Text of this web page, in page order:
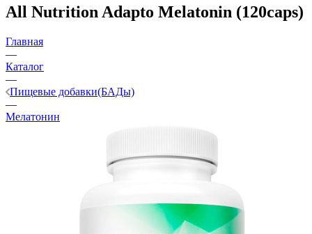
All Nutrition Adapto Melatonin (120caps)
Главная
—
Каталог
—
Пищевые добавки(БАДы)
—
Мелатонин